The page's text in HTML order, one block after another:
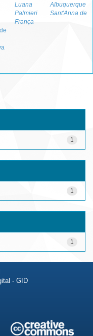
Luana
Palmieri
França
Albuquerque
Sant'Anna de
1
1
1
- GID